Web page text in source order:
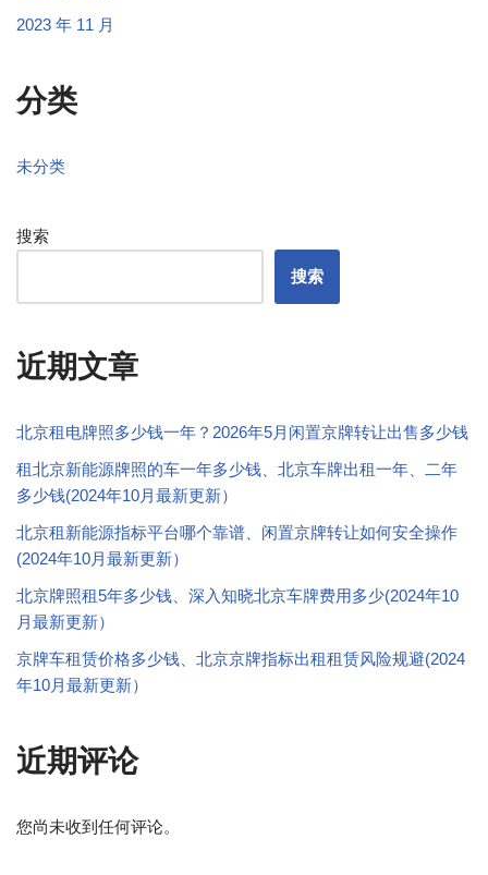
2023 年 11 月
分类
未分类
搜索
搜索
近期文章
北京租电牌照多少钱一年？2026年5月闲置京牌转让出售多少钱
租北京新能源牌照的车一年多少钱、北京车牌出租一年、二年
多少钱(2024年10月最新更新）
北京租新能源指标平台哪个靠谱、闲置京牌转让如何安全操作
(2024年10月最新更新）
北京牌照租5年多少钱、深入知晓北京车牌费用多少(2024年10
月最新更新）
京牌车租赁价格多少钱、北京京牌指标出租租赁风险规避(2024
年10月最新更新）
近期评论
您尚未收到任何评论。